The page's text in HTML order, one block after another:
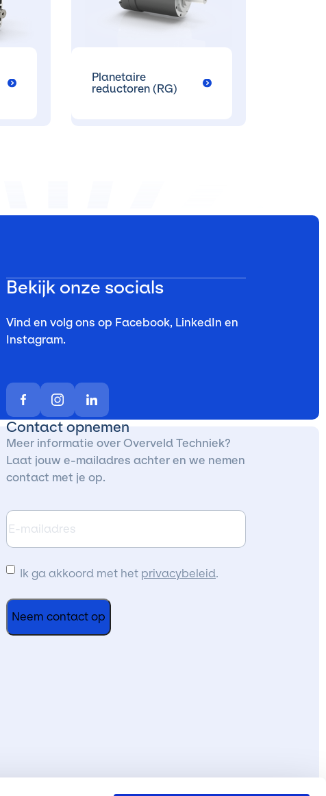
Planetaire
reductoren (RG)
Bekijk onze socials
Vind en volg ons op Facebook, LinkedIn en
Instagram.
Contact opnemen
Meer informatie over Overveld Techniek?
Laat jouw e-mailadres achter en we nemen
contact met je op.
E-
mailadres
Ik
ga
akkoord
Ik ga akkoord met het privacybeleid.